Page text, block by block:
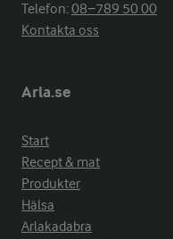
Telefon:08−789 50 00
Kontakta oss
Arla.se
Start
Recept & mat
Produkter
Hälsa
Arlakadabra